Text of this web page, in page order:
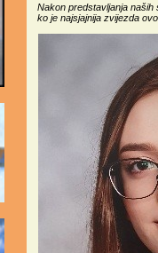
Nakon predstavljanja naših
ko je najsjajnija zvijezda